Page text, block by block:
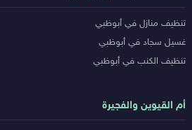
تنظيف منازل في أبوظبي
غسيل سجاد في أبوظبي
تنظيف الكنب في أبوظبي
أم القيوين والفجيرة